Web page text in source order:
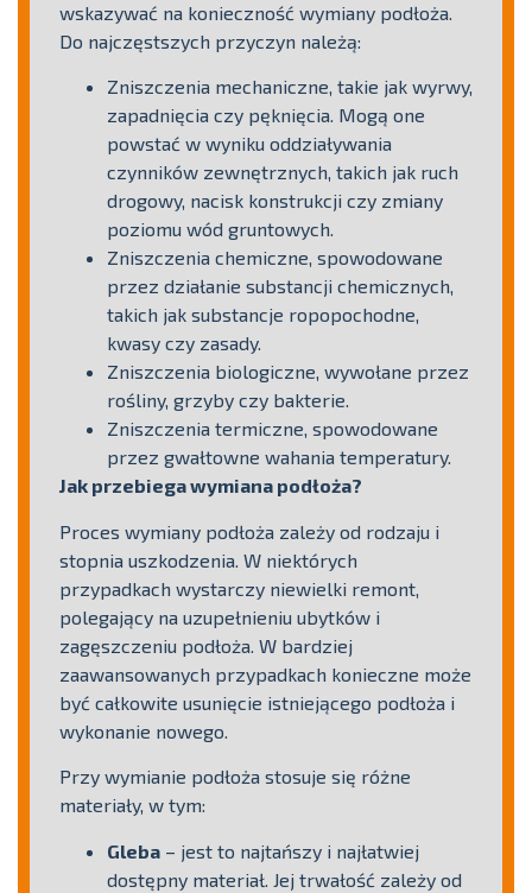
wskazywać na konieczność wymiany podłoża.
Do najczęstszych przyczyn należą:
Zniszczenia mechaniczne, takie jak wyrwy,
zapadnięcia czy pęknięcia. Mogą one
powstać w wyniku oddziaływania
czynników zewnętrznych, takich jak ruch
drogowy, nacisk konstrukcji czy zmiany
poziomu wód gruntowych.
Zniszczenia chemiczne, spowodowane
przez działanie substancji chemicznych,
takich jak substancje ropopochodne,
kwasy czy zasady.
Zniszczenia biologiczne, wywołane przez
rośliny, grzyby czy bakterie.
Zniszczenia termiczne, spowodowane
przez gwałtowne wahania temperatury.
Jak przebiega wymiana podłoża?
Proces wymiany podłoża zależy od rodzaju i
stopnia uszkodzenia. W niektórych
przypadkach wystarczy niewielki remont,
polegający na uzupełnieniu ubytków i
zagęszczeniu podłoża. W bardziej
zaawansowanych przypadkach konieczne może
być całkowite usunięcie istniejącego podłoża i
wykonanie nowego.
Przy wymianie podłoża stosuje się różne
materiały, w tym:
Gleba – jest to najtańszy i najłatwiej
dostępny materiał. Jej trwałość zależy od